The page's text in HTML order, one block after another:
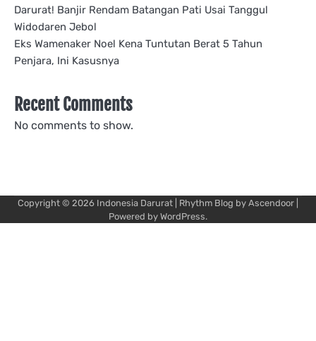
Darurat! Banjir Rendam Batangan Pati Usai Tanggul
Widodaren Jebol
Eks Wamenaker Noel Kena Tuntutan Berat 5 Tahun
Penjara, Ini Kasusnya
Recent Comments
No comments to show.
Copyright © 2026 Indonesia Darurat | Rhythm Blog by Ascendoor
Powered by WordPress.